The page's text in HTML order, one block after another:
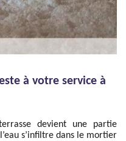
à votre service à
devient une partie
s’infiltre dans le mortier